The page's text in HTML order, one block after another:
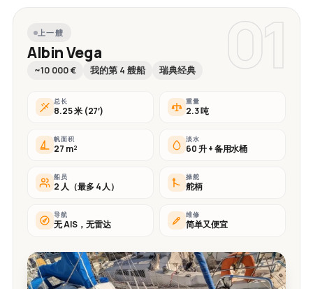
01
上一艘
Albin Vega
~10 000 € 我的第 4 艘船 瑞典经典
总长
8.25 米 (27′)
重量
2.3 吨
帆面积
27 m²
淡水
60 升 + 备用水桶
船员
2 人（最多 4 人）
操舵
舵柄
导航
无 AIS，无雷达
维修
简单又便宜